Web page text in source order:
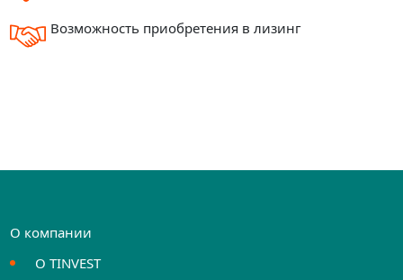
Возможность приобретения в лизинг
О компании
О TINVEST